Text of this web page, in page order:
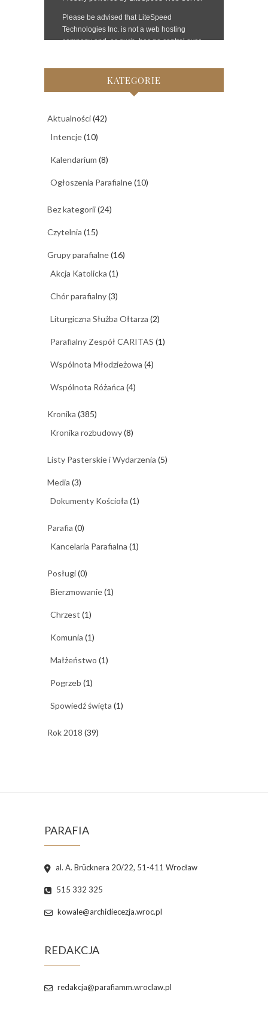
KATEGORIE
Aktualności(42)
Intencje(10)
Kalendarium (8)
Ogłoszenia Parafialne(10)
Bez kategorii(24)
Czytelnia (15)
Grupy parafialne(16)
Akcja Katolicka (1)
Chór parafialny(3)
Liturgiczna Służba Ołtarza (2)
Parafialny Zespół CARITAS (1)
Wspólnota Młodzieżowa (4)
Wspólnota Różańca (4)
Kronika (385)
Kronika rozbudowy(8)
Listy Pasterskie i Wydarzenia (5)
Media (3)
Dokumenty Kościoła (1)
Parafia (0)
Kancelaria Parafialna (1)
Posługi(0)
Bierzmowanie(1)
Chrzest (1)
Komunia (1)
Małżeństwo (1)
Pogrzeb (1)
Spowiedź święta (1)
Rok 2018 (39)
PARAFIA
al. A. Brücknera 20/22, 51-411 Wrocław
515 332 325
kowale@archidiecezja.wroc.pl
REDAKCJA
redakcja@parafiamm.wroclaw.pl